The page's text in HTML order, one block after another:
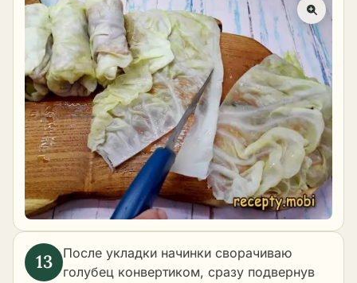
После укладки начинки сворачиваю
голубец конвертиком, сразу подвернув